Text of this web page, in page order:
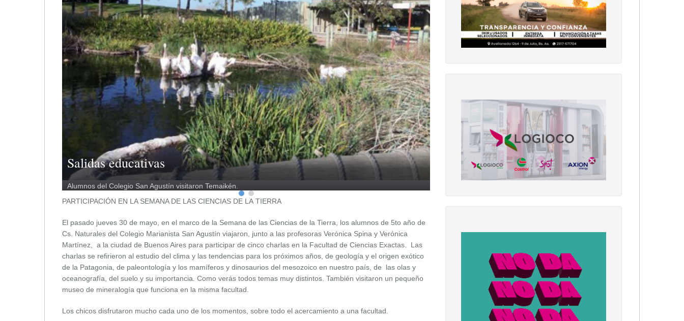
Salidas educativas
Alumnos del Colegio San Agustín visitaron Temaikén.
PARTICIPACIÓN EN LA SEMANA DE LAS CIENCIAS DE LA TIERRA
El pasado jueves 30 de mayo, en el marco de la Semana de las Ciencias de la Tierra, los alumnos de 5to año de
Cs. Naturales del Colegio Marianista San Agustín viajaron, junto a las profesoras Verónica Spina y Verónica
Martínez, a la ciudad de Buenos Aires para participar de cinco charlas en la Facultad de Ciencias Exactas. Las
charlas se refirieron al estudio del clima y las tendencias para los próximos años, de geología y el origen exótico
de la Patagonia, de paleontología y los mamíferos y dinosaurios del mesozoico en nuestro país, de las olas y
oceanografía, del suelo y su importancia. Como verás todos temas muy distintos. También visitaron un pequeño
museo de mineralogía que funciona en la misma facultad.
Los chicos disfrutaron mucho cada uno de los momentos, sobre todo el acercamiento a una facultad.